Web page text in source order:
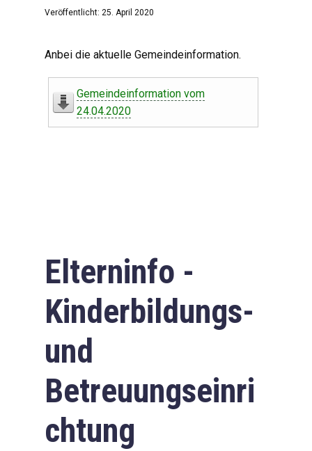
Veröffentlicht: 25. April 2020
Anbei die aktuelle Gemeindeinformation.
Gemeindeinformation vom
24.04.2020
Elterninfo -
Kinderbildungs-
und
Betreuungseinri
chtung